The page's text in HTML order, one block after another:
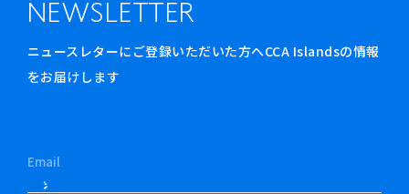
NEWSLETTER
ニュースレターにご登録いただいた方へCCA Islandsの情報
をお届けします